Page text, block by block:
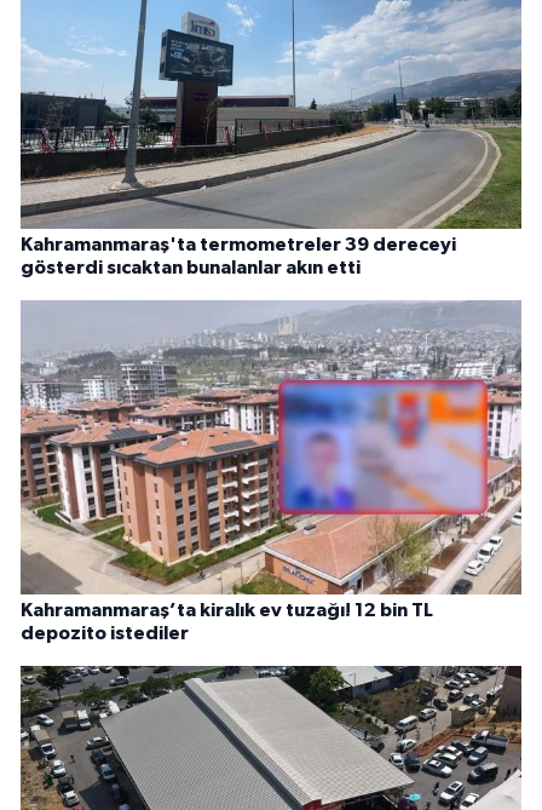
Kahramanmaraş'ta termometreler 39 dereceyi
gösterdi sıcaktan bunalanlar akın etti
Kahramanmaraş’ta kiralık ev tuzağı! 12 bin TL
depozito istediler